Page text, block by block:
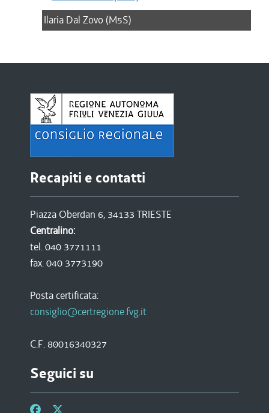
Ilaria Dal Zovo (M5S)
Recapiti e contatti
Piazza Oberdan 6, 34133 TRIESTE
Centralino:
tel. 040 3771111
fax. 040 3773190
Posta certificata:
consiglio@certregione.fvg.it
C.F. 80016340327
Seguici su